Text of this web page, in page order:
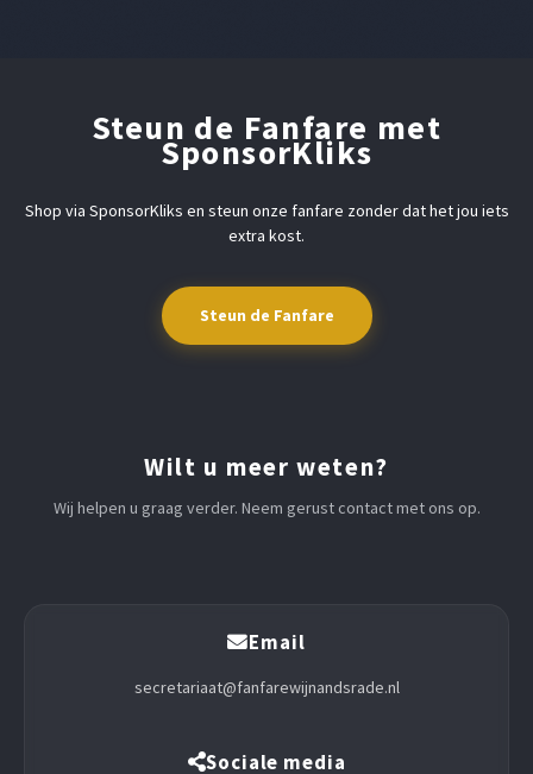
Steun de Fanfare met
SponsorKliks
Shop via SponsorKliks en steun onze fanfare zonder dat het jou iets
extra kost.
Steun de Fanfare
Wilt u meer weten?
Wij helpen u graag verder. Neem gerust contact met ons op.
Email
secretariaat@fanfarewijnandsrade.nl
Sociale media